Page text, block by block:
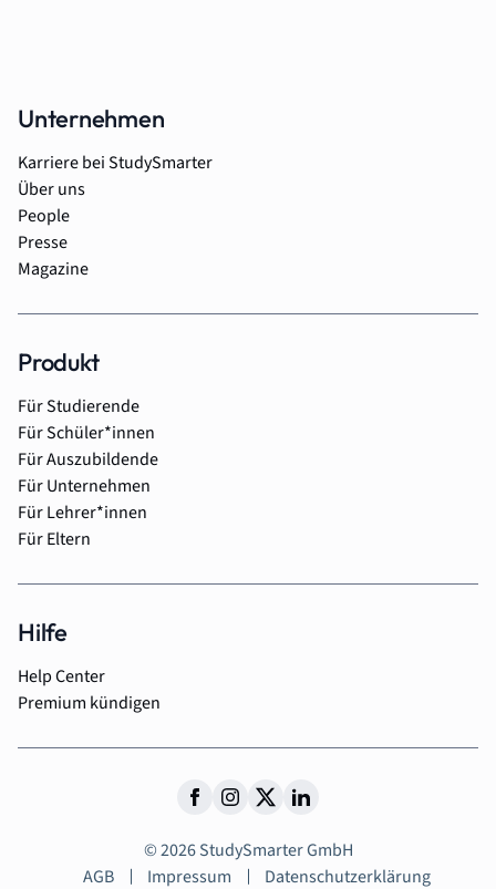
Unternehmen
Karriere bei StudySmarter
Über uns
People
Presse
Magazine
Produkt
Für Studierende
Für Schüler*innen
Für Auszubildende
Für Unternehmen
Für Lehrer*innen
Für Eltern
Hilfe
Help Center
Premium kündigen
© 2026 StudySmarter GmbH
AGB
Impressum Datenschutzerklärung